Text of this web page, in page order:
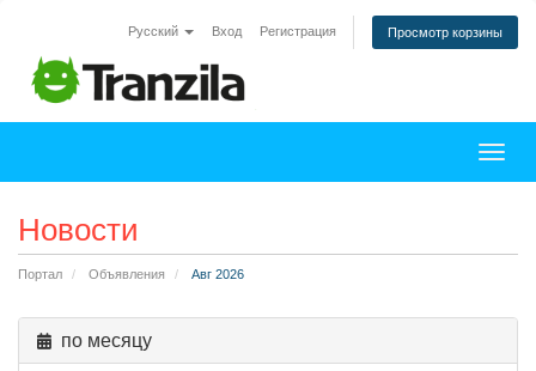
Русский Вход Регистрация Просмотр корзины
Новости
Портал Объявления Авг 2026
по месяцу